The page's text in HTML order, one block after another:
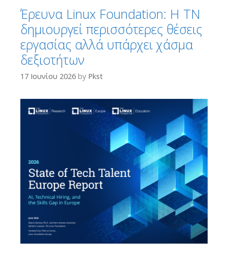
Έρευνα Linux Foundation: Η TN
δημιουργεί περισσότερες θέσεις
εργασίας αλλά υπάρχει χάσμα
δεξιοτήτων
17 Ιουνίου 2026 by Pkst